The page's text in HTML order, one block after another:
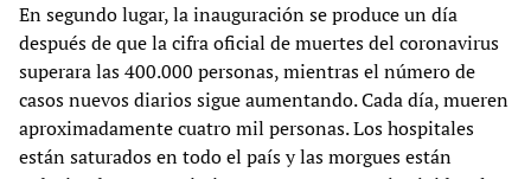
En segundo lugar, la inauguración se produce un día
después de que la cifra oficial de muertes del coronavirus
superara las 400.000 personas, mientras el número de
casos nuevos diarios sigue aumentando. Cada día, mueren
aproximadamente cuatro mil personas. Los hospitales
están saturados en todo el país y las morgues están